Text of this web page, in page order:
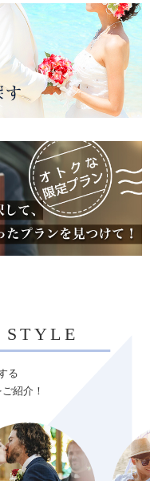
STYLE
る
紹介！